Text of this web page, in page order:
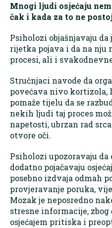
Mnogi ljudi osjećaju
čak i kada za to ne
Psiholozi objašnjavaju
rijetka pojava i da na
procesi, ali i
Stručnjaci navode da
povećava nivo kortizola,
pomaže tijelu da se
nekih ljudi taj proces
napetosti, ubrzan rad
otvore oči.
Psiholozi upozoravaju
dodatno pojačavaju
posebno izdvaja odmah
provjeravanje poruka,
Mozak je neposredno
stresne informacije, zbog
osjećajem pritiska i